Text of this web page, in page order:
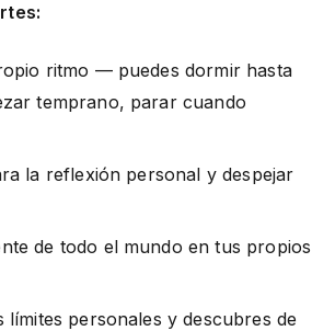
ritmo — puedes dormir hasta
temprano, parar cuando
la reflexión personal y despejar
de todo el mundo en tus propios
límites personales y descubres de